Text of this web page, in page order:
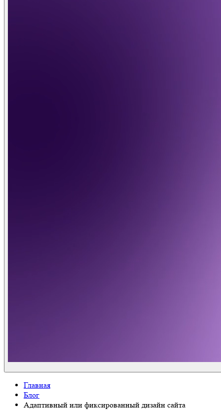
Главная
Блог
Адаптивный или фиксированный дизайн сайта